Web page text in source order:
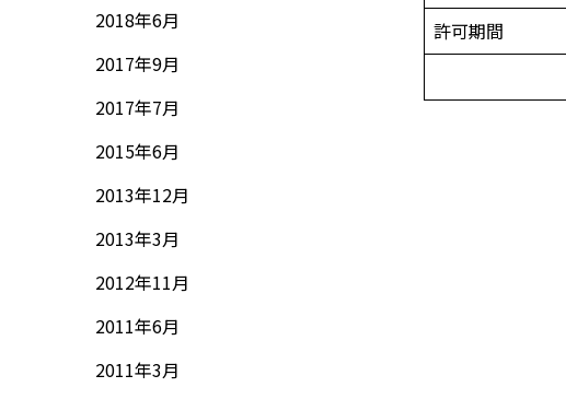
2018年6月
2017年9月
2017年7月
2015年6月
2013年12月
2013年3月
2012年11月
2011年6月
2011年3月
許可期間